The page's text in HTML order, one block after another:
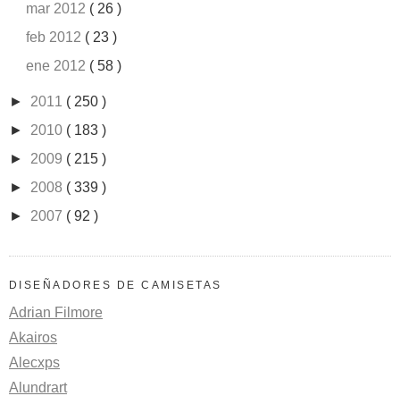
mar 2012 ( 26 )
feb 2012 ( 23 )
ene 2012 ( 58 )
► 2011 ( 250 )
► 2010 ( 183 )
► 2009 ( 215 )
► 2008 ( 339 )
► 2007 ( 92 )
DISEÑADORES DE CAMISETAS
Adrian Filmore
Akairos
Alecxps
Alundrart